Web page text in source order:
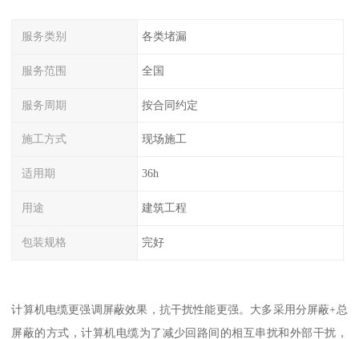
服务类别 各类堵漏
服务范围 全国
服务周期 按合同约定
施工方式 现场施工
适用期 36h
用途 建筑工程
包装规格 完好
计算机电缆更强调屏蔽效果，抗干扰性能更强。大多采用分屏蔽+总
屏蔽的方式，计算机电缆为了减少回路间的相互串扰和外部干扰，